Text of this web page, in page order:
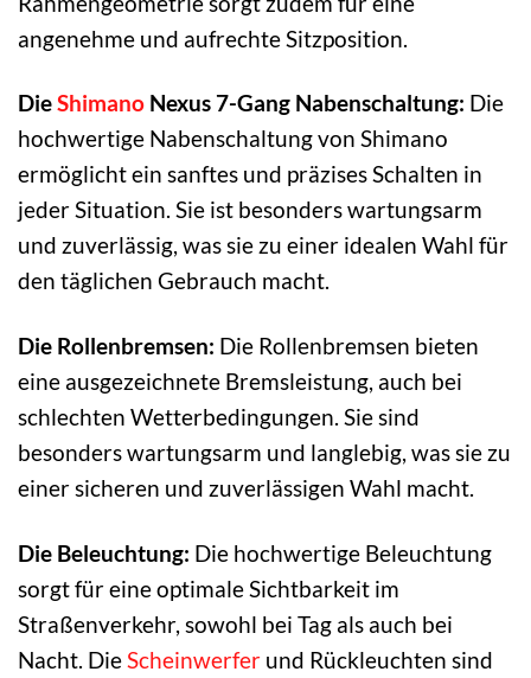
angenehme und aufrechte Sitzposition.
DieShimano Nexus 7-Gang Nabenschaltung: Die
hochwertige Nabenschaltung von Shimano
ermöglicht ein sanftes und präzises Schalten in
jeder Situation. Sie ist besonders wartungsarm
und zuverlässig, was sie zu einer idealen Wahl für
den täglichen Gebrauch macht.
Die Rollenbremsen: Die Rollenbremsen bieten
eine ausgezeichnete Bremsleistung, auch bei
schlechten Wetterbedingungen. Sie sind
besonders wartungsarm und langlebig, was sie zu
einer sicheren und zuverlässigen Wahl macht.
Die Beleuchtung: Die hochwertige Beleuchtung
sorgt für eine optimale Sichtbarkeit im
Straßenverkehr, sowohl bei Tag als auch bei
Nacht. DieScheinwerfer und Rückleuchten sind